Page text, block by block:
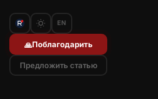
EN
🙏Поблагодарить
Предложить статью